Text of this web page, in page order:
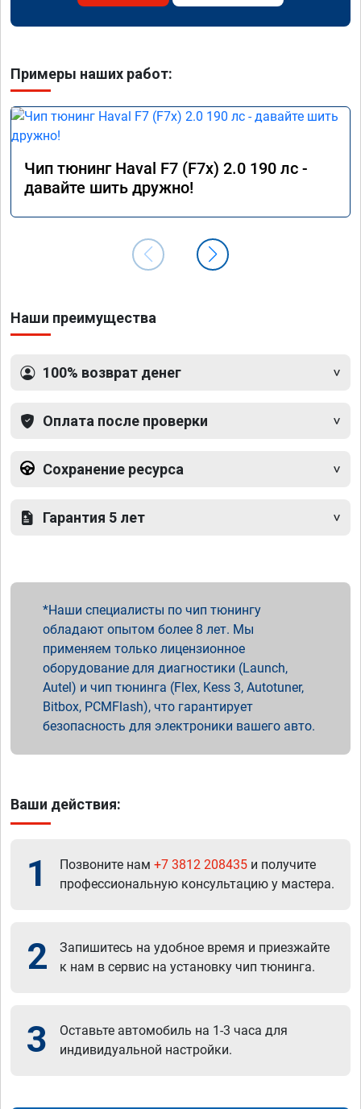
Примеры наших работ:
Чип тюнинг Haval F7 (F7x) 2.0 190 лс -
давайте шить дружно!
Наши преимущества
100% возврат денег
Оплата после проверки
Сохранение ресурса
Гарантия 5 лет
Наши специалисты по чип тюнингу
обладают опытом более 8 лет. Мы
применяем только лицензионное
оборудование для диагностики (Launch,
Autel) и чип тюнинга (Flex, Kess 3, Autotuner,
Bitbox, PCMFlash), что гарантирует
безопасность для электроники вашего авто.
Ваши действия:
1 Позвоните нам +7 3812 208435 и получите
профессиональную консультацию у мастера.
2
Запишитесь на удобное время и приезжайте
к нам в сервис на установку чип тюнинга.
3
Оставьте автомобиль на 1-3 часа для
индивидуальной настройки.